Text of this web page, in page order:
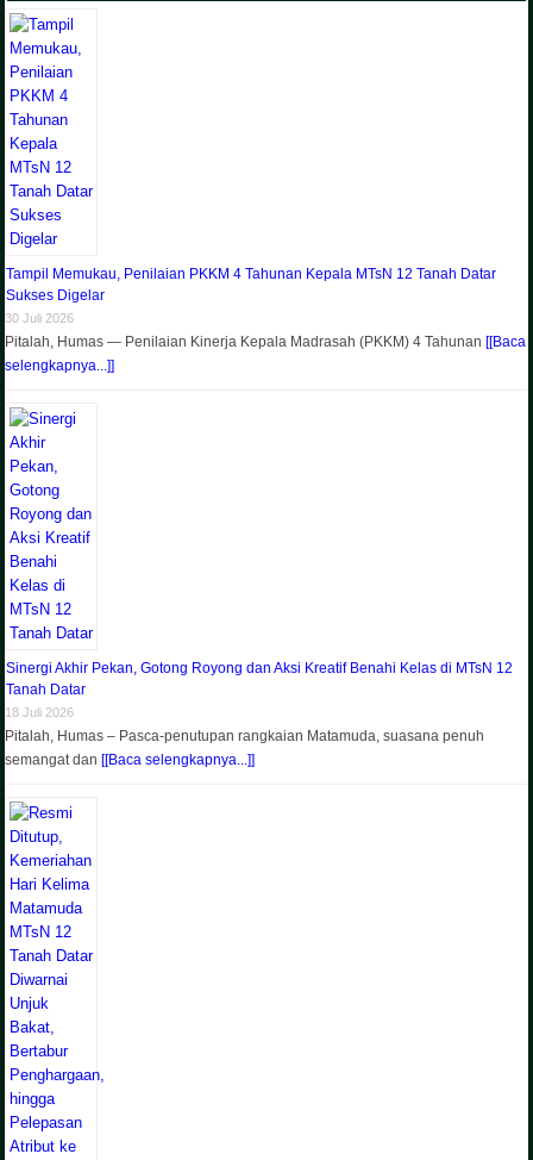
Tampil Memukau, Penilaian PKKM 4 Tahunan Kepala MTsN 12 Tanah Datar
Sukses Digelar
30 Juli 2026
Pitalah, Humas — Penilaian Kinerja Kepala Madrasah (PKKM) 4 Tahunan[[Baca
selengkapnya...]]
Sinergi Akhir Pekan, Gotong Royong dan Aksi Kreatif Benahi Kelas di MTsN 12
Tanah Datar
18 Juli 2026
Pitalah, Humas – Pasca-penutupan rangkaian Matamuda, suasana penuh
semangat dan[[Baca selengkapnya...]]